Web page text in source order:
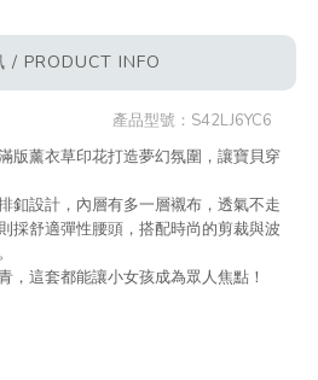
/ PRODUCT INFO
產品型號： S42LJ6YC6
版薰衣草印花打造夢幻氛圍，讓寶貝穿
釦設計，內層有多一層襯布，透氣不走
採舒適彈性腰頭，搭配時尚的剪裁與波
，這套都能讓小女孩成為眾人焦點！